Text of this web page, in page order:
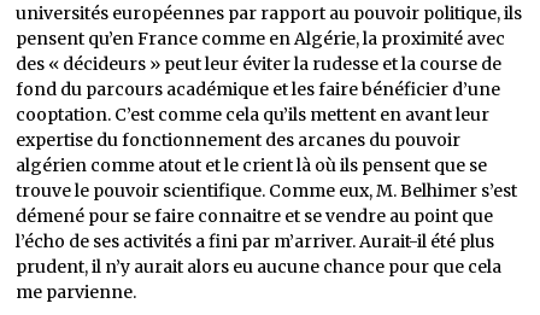
universités européennes par rapport au pouvoir politique, ils
pensent qu’en France comme en Algérie, la proximité avec
des « décideurs » peut leur éviter la rudesse et la course de
fond du parcours académique et les faire bénéficier d’une
cooptation. C’est comme cela qu’ils mettent en avant leur
expertise du fonctionnement des arcanes du pouvoir
algérien comme atout et le crient là où ils pensent que se
trouve le pouvoir scientifique. Comme eux, M. Belhimer s’est
démené pour se faire connaitre et se vendre au point que
l’écho de ses activités a fini par m’arriver. Aurait-il été plus
prudent, il n’y aurait alors eu aucune chance pour que cela
me parvienne.